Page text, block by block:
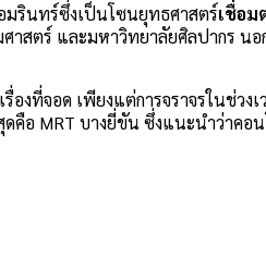
รินทร์ซึ่งเป็นโซนยุทธศาสตร์เชื่อม
สตร์ และมหาวิทยาลัยศิลปากร น
องที่จอด เพียงแต่การจราจรในช่
อ MRT บางยี่ขัน ซึ่งแนะนำว่าค